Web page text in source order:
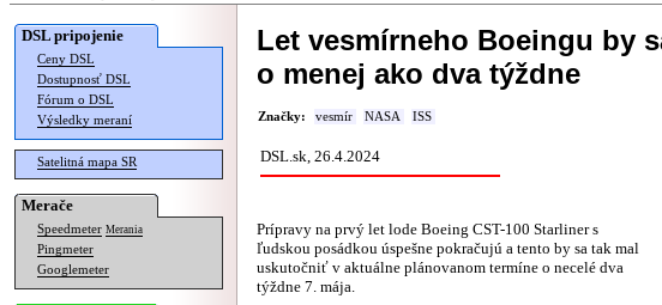
DSL pripojenie
Ceny DSL
Dostupnosť DSL
Fórum o DSL
Výsledky meraní
Satelitná mapa SR
Merače
Speedmeter Merania
Pingmeter
Googlemeter
Let vesmírneho Boeingu by
o menej ako dva týždne
Značky: vesmír NASA ISS
DSL.sk, 26.4.2024
Prípravy na prvý let lode Boeing CST-100 Starliner s
ľudskou posádkou úspešne pokračujú a tento by sa tak mal
uskutočniť v aktuálne plánovanom termíne o necelé dva
týždne 7. mája.